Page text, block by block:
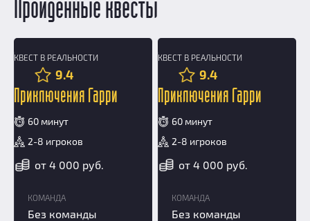
Пройденные квесты
10+
КВЕСТ В РЕАЛЬНОСТИ
9.4
Приключения Гарри
60 минут
2-8 игроков
от 4 000 руб.
КОМАНДА
Без команды
КВЕСТ В РЕАЛЬНОСТИ
9.4
Приключения Гарри
60 минут
2-8 игроков
от 4 000 руб.
КОМАНДА
Без команды